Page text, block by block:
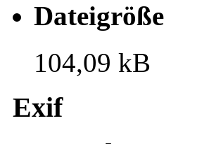
Dateigröße
104,09 kB
Exif